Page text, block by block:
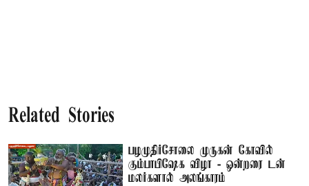
Related Stories
பழமுதிர்சோலை முருகன் கோவில்
கும்பாபிஷேக விழா - ஒன்றரை டன்
மலர்களால் அலங்காரம்